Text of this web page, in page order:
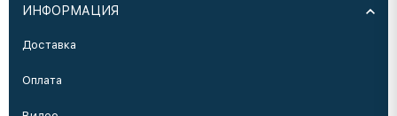
ИНФОРМАЦИЯ
Доставка
Оплата